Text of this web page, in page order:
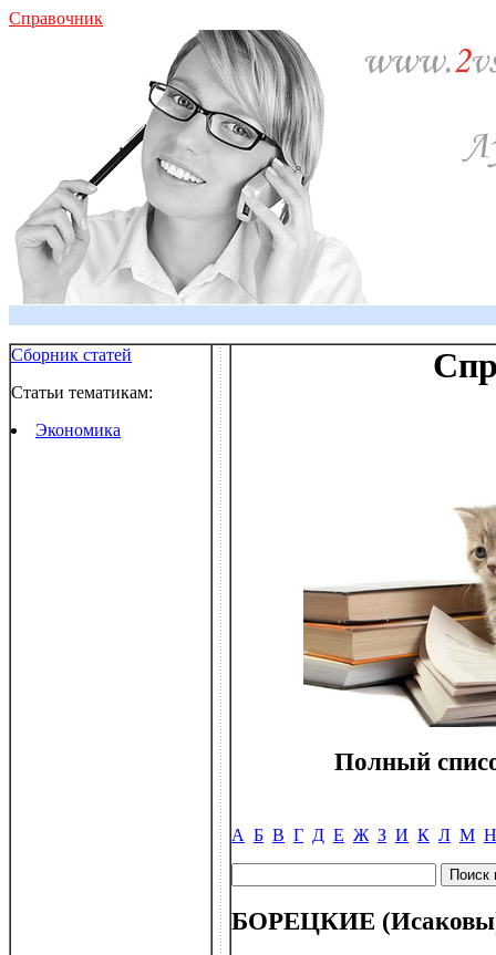
Справочник
Сборник статей
Статьи тематикам:
Экономика
Полный
А Б В Г Д Е Ж З И К Л М Н
БОРЕЦКИЕ